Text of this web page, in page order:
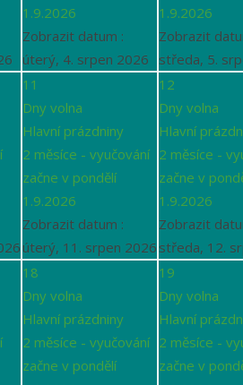
1.9.2026
Zobrazit datum :
úterý, 4. srpen 2026
1.9.2026
Zobrazit
středa, 5.
11
Dny volna
Hlavní prázdniny
2 měsíce - vyučování
začne v pondělí
1.9.2026
Zobrazit datum :
úterý, 11. srpen 2026
12
Dny volna
Hlavní
2 měsíce -
začne v
1.9.2026
Zobrazit
středa, 12.
18
Dny volna
Hlavní prázdniny
2 měsíce - vyučování
začne v pondělí
19
Dny volna
Hlavní
2 měsíce -
začne v